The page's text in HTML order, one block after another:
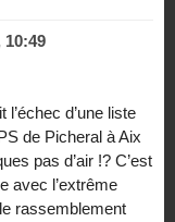
10:49
l’échec d’une liste
de Picheral à Aix
pas d’air !? C’est
avec l’extrême
rassemblement